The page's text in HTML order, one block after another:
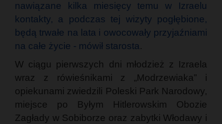
nawiązane kilka miesięcy temu w Izraelu
kontakty, a podczas tej wizyty pogłębione,
będą trwałe na lata i owocowały przyjaźniami
na całe życie - mówił starosta.
W ciągu pierwszych dni młodzież z Izraela
wraz z rówieśnikami z „Modrzewiaka” i
opiekunami zwiedzili Poleski Park Narodowy,
miejsce po Byłym Hitlerowskim Obozie
Zagłady w Sobiborze oraz zabytki Włodawy i